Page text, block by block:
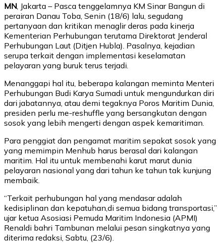
MN , Jakarta – Pasca tenggelamnya KM Sinar Bangun di
perairan Danau Toba, Senin (18/6) lalu, segudang
pertanyaan dan kritikan menaglir deras pada kinerja
Kementerian Perhubungan terutama Direktorat Jenderal
Perhubungan Laut (Ditjen Hubla). Pasalnya, kejadian
serupa terkait dengan implementasi keselamatan
pelayaran yang buruk terus terjadi.
Menanggapi hal itu, beberapa kalangan meminta Menteri
Perhubungan Budi Karya Sumadi untuk mengundurkan diri
dari jabatannya, atau demi tegaknya Poros Maritim Dunia,
presiden perlu me-reshuffle yang bersangkutan dengan
sosok yang lebih mengerti dengan aspek kemaritiman.
Para penggiat dan pengamat maritim sepakat sosok yang
yang memimpin Menhub harus berasal dari kalangan
maritim. Hal itu untuk membenahi karut marut dunia
pelayaran nasional yang dari tahun ke tahun tak kunjung
membaik.
“Terkait perhubungan hal yang mendasar adalah
kedisiplinan dan kepatuhan,di semua bidang transportasi,”
ujar ketua Asosiasi Pemuda Maritim Indonesia (APMI)
Renaldi bahri Tambunan melalui pesan singkatnya yang
diterima redaksi, Sabtu, (23/6).